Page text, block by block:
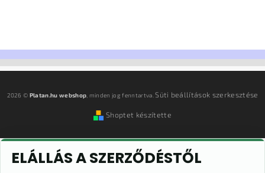
2026 © Platan.hu webshop , minden jog fenntartva.Süti beállítások szerkesztése
Shoptet készítette
ELÁLLÁS A SZERZŐDÉSTŐL